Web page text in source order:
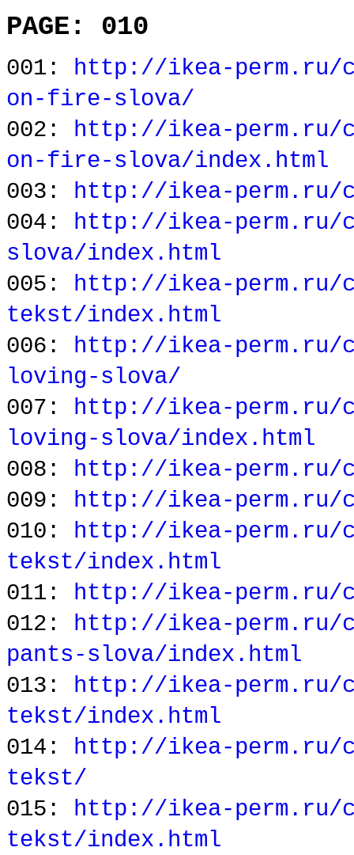
PAGE: 010
001: http://ikea-perm.ru/
on-fire-slova/
002: http://ikea-perm.ru/
on-fire-slova/index.html
003: http://ikea-
004: http://ikea-
slova/index.html
005: http://ikea-perm.ru/
tekst/index.html
006: http://ikea-perm.ru/
loving-slova/
007: http://ikea-perm.ru/
loving-slova/index.html
008: http://ikea-perm.ru/
009: http://ikea-perm.ru/
010: http://ikea-perm.ru/
tekst/index.html
011: http://ikea-perm.ru/
012: http://ikea-perm.ru/
pants-slova/index.html
013: http://ikea-perm.ru/
tekst/index.html
014: http://ikea-perm.ru/
tekst/
015: http://ikea-perm.ru/
tekst/index.html